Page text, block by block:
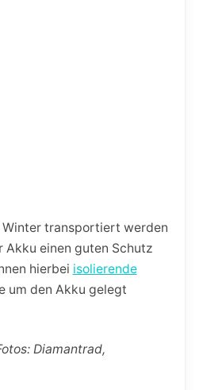
Winter transportiert werden
Akku einen guten Schutz
hierbei isolierende
um den Akku gelegt
Diamantrad,